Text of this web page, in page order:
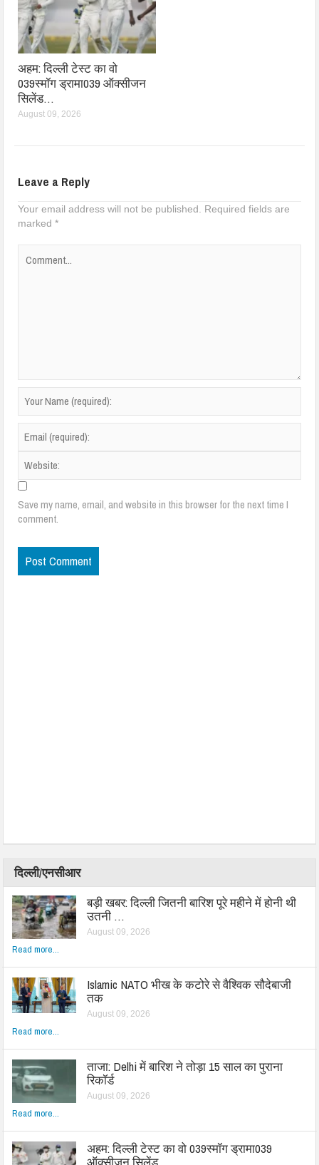
अहम: दिल्ली टेस्ट का वो
039स्मॉग ड्रामा039 ऑक्सीजन
सिलेंड…
August 09, 2026
Leave a Reply
Your email address will not be published.
Required fields are
marked*
Save my name, email, and website in this browser for the next time I
comment.
दिल्ली/एनसीआर
बड़ी खबर: दिल्ली जितनी बारिश पूरे महीने में होनी थी
उतनी …
August 09, 2026
Read more...
Islamic NATO भीख के कटोरे से वैश्विक सौदेबाजी
तक
August 09, 2026
Read more...
ताजा: Delhi में बारिश ने तोड़ा 15 साल का पुराना
रिकॉर्ड
August 09, 2026
Read more...
अहम: दिल्ली टेस्ट का वो 039स्मॉग ड्रामा039
ऑक्सीजन सिलेंड…